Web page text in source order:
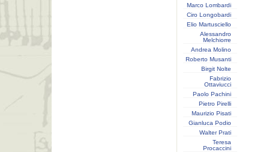
Marco Lombardi
Ciro Longobardi
Elio Martusciello
Alessandro
Melchiorre
Andrea Molino
Roberto Musanti
Birgit Nolte
Fabrizio
Ottaviucci
Paolo Pachini
Pietro Pirelli
Maurizio Pisati
Gianluca Podio
Walter Prati
Teresa
Procaccini